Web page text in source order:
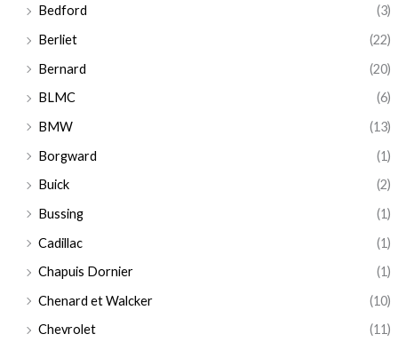
Bedford
(3)
Berliet
(22)
Bernard
(20)
BLMC
(6)
BMW
(13)
Borgward
(1)
Buick
(2)
Bussing
(1)
Cadillac
(1)
Chapuis Dornier
(1)
Chenard et Walcker
(10)
Chevrolet
(11)